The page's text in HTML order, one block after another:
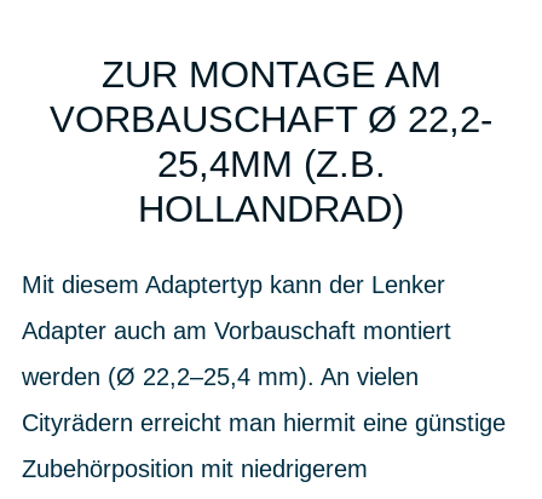
ZUR MONTAGE AM
VORBAUSCHAFT Ø 22,2-
25,4MM (Z.B.
HOLLANDRAD)
Mit diesem Adaptertyp kann der Lenker
Adapter auch am Vorbauschaft montiert
werden (Ø 22,2–25,4 mm). An vielen
Cityrädern erreicht man hiermit eine günstige
Zubehörposition mit niedrigerem